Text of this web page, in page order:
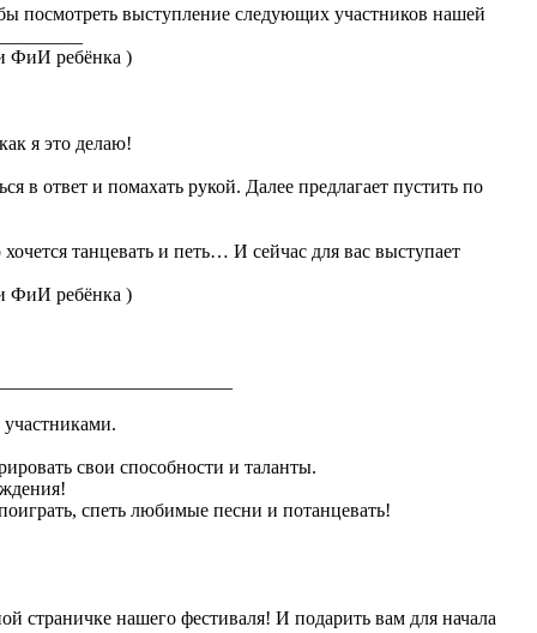
посмотреть выступление следующих участников нашей
ФиИ ребёнка )
я это делаю!
в ответ и помахать рукой. Далее предлагает пустить по
танцевать и петь… И сейчас для вас выступает
ФиИ ребёнка )
свои способности и таланты.
спеть любимые песни и потанцевать!
страничке нашего фестиваля! И подарить вам для начала